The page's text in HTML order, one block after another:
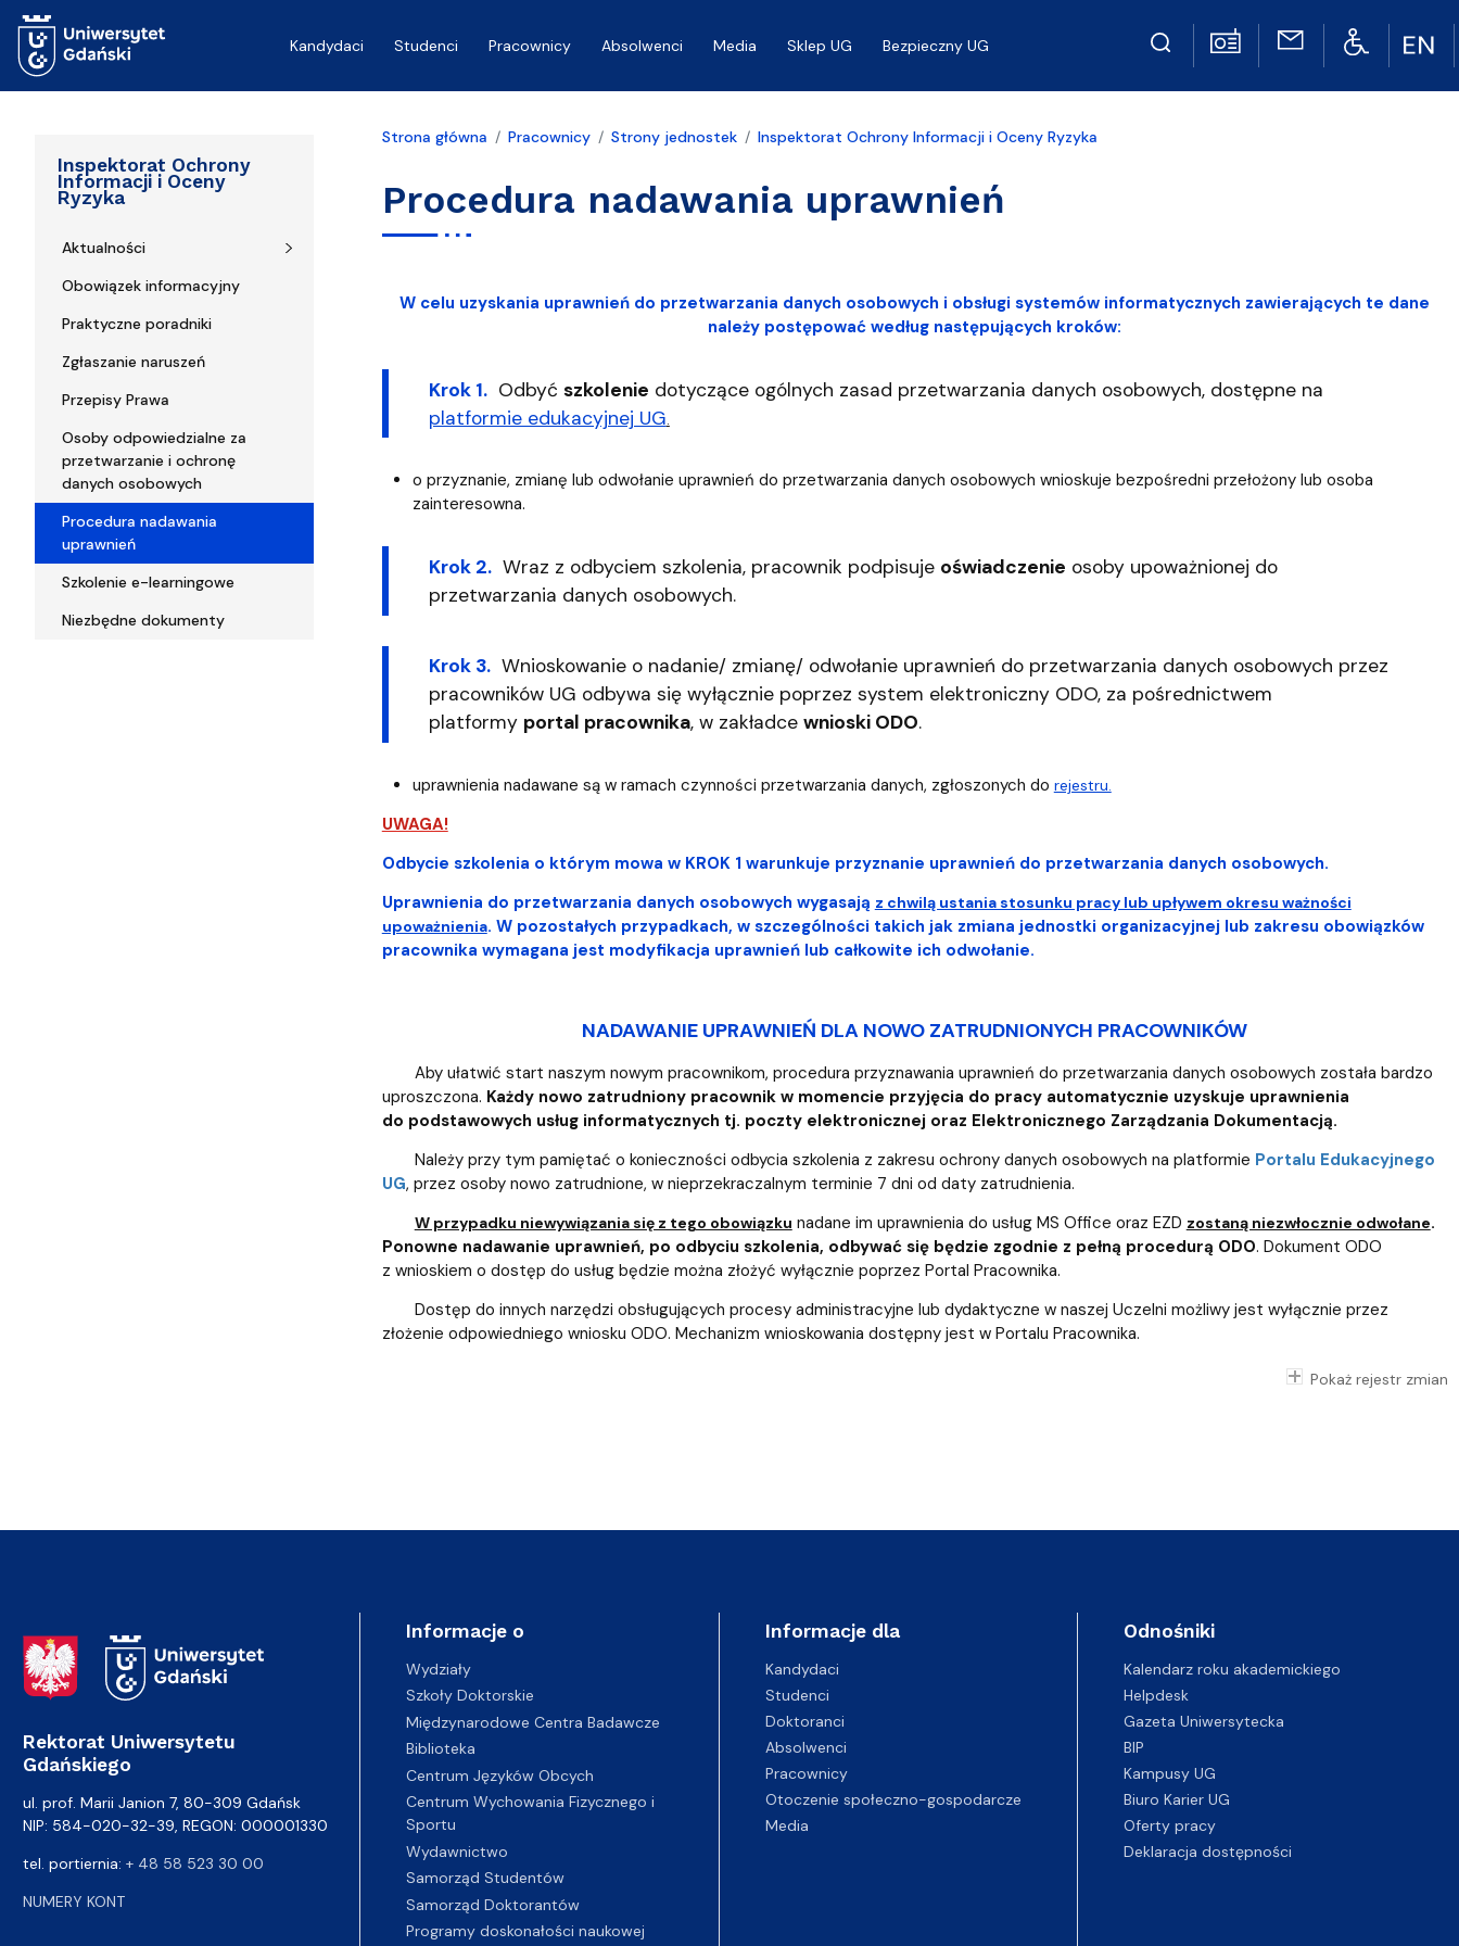
Kandydaci
Studenci Pracownicy Absolwenci Media Sklep UG Bezpieczny UG
Inspektorat Ochrony
Informacji i Oceny
Ryzyka
Aktualności
Obowiązek informacyjny
Praktyczne poradniki
Zgłaszanie naruszeń
Przepisy Prawa
Osoby odpowiedzialne za
przetwarzanie i ochronę
danych osobowych
Procedura nadawania
uprawnień
Szkolenie e-learningowe
Niezbędne dokumenty
Strona główna Pracownicy Strony jednostek Inspektorat Ochrony Informacji i Oceny Ryzyka
Procedura nadawania uprawnień
W celu uzyskania uprawnień do przetwarzania danych osobowych i obsługi systemów informatycznych zawierających te dane
należy postępować według następujących kroków:
Krok 1.Odbyć szkolenie dotyczące ogólnych zasad przetwarzania danych osobowych, dostępne na
platformie edukacyjnej UG.
o przyznanie, zmianę lub odwołanie uprawnień do przetwarzania danych osobowych wnioskuje bezpośredni przełożony lub osoba
zainteresowna.
Krok 2.Wraz z odbyciem szkolenia, pracownik podpisuje oświadczenie osoby upoważnionej do
przetwarzania danych osobowych.
Krok 3.Wnioskowanie o nadanie/ zmianę/ odwołanie uprawnień do przetwarzania danych osobowych przez
pracowników UG odbywa się wyłącznie poprzez system elektroniczny ODO, za pośrednictwem
platformy portal pracownika, w zakładce wnioski ODO.
uprawnienia nadawane są w ramach czynności przetwarzania danych, zgłoszonych do rejestru.
UWAGA!
Odbycie szkolenia o którym mowa w KROK 1 warunkuje przyznanie uprawnień do przetwarzania danych osobowych.
Uprawnienia do przetwarzania danych osobowych wygasają z chwilą ustania stosunku pracy lub upływem okresu ważności
upoważnienia. W pozostałych przypadkach, w szczególności takich jak zmiana jednostki organizacyjnej lub zakresu obowiązków
pracownika wymagana jest modyfikacja uprawnień lub całkowite ich odwołanie.
NADAWANIE UPRAWNIEŃ DLA NOWO ZATRUDNIONYCH PRACOWNIKÓW
Aby ułatwić start naszym nowym pracownikom, procedura przyznawania uprawnień do przetwarzania danych osobowych została bardzo
uproszczona. Każdy nowo zatrudniony pracownik w momencie przyjęcia do pracy automatycznie uzyskuje uprawnienia
do podstawowych usług informatycznych tj. poczty elektronicznej oraz Elektronicznego Zarządzania Dokumentacją.
Należy przy tym pamiętać o konieczności odbycia szkolenia z zakresu ochrony danych osobowych na platformie Portalu Edukacyjnego
UG, przez osoby nowo zatrudnione, w nieprzekraczalnym terminie 7 dni od daty zatrudnienia.
W przypadku niewywiązania się z tego obowiązku nadane im uprawnienia do usług MS Office oraz EZD zostaną niezwłocznie odwołane.
Ponowne nadawanie uprawnień, po odbyciu szkolenia, odbywać się będzie zgodnie z pełną procedurą ODO. Dokument ODO
z wnioskiem o dostęp do usług będzie można złożyć wyłącznie poprzez Portal Pracownika.
Dostęp do innych narzędzi obsługujących procesy administracyjne lub dydaktyczne w naszej Uczelni możliwy jest wyłącznie przez
złożenie odpowiedniego wniosku ODO. Mechanizm wnioskowania dostępny jest w Portalu Pracownika.
Pokaż rejestr zmian
Adres Rektoratu
Rektorat Uniwersytetu
Gdańskiego
ul. prof. Marii Janion 7, 80-309 Gdańsk
NIP: 584-020-32-39, REGON: 000001330
tel. portiernia: + 48 58 523 30 00
NUMERY KONT
Informacje o
Wydziały
Szkoły Doktorskie
Międzynarodowe Centra Badawcze
Biblioteka
Centrum Języków Obcych
Centrum Wychowania Fizycznego i
Sportu
Wydawnictwo
Samorząd Studentów
Samorząd Doktorantów
Programy doskonałości naukowej
Informacje dla
Kandydaci
Studenci
Doktoranci
Absolwenci
Pracownicy
Otoczenie społeczno-gospodarcze
Media
Odnośniki
Kalendarz roku akademickiego
Helpdesk
Gazeta Uniwersytecka
BIP
Kampusy UG
Biuro Karier UG
Oferty pracy
Deklaracja dostępności